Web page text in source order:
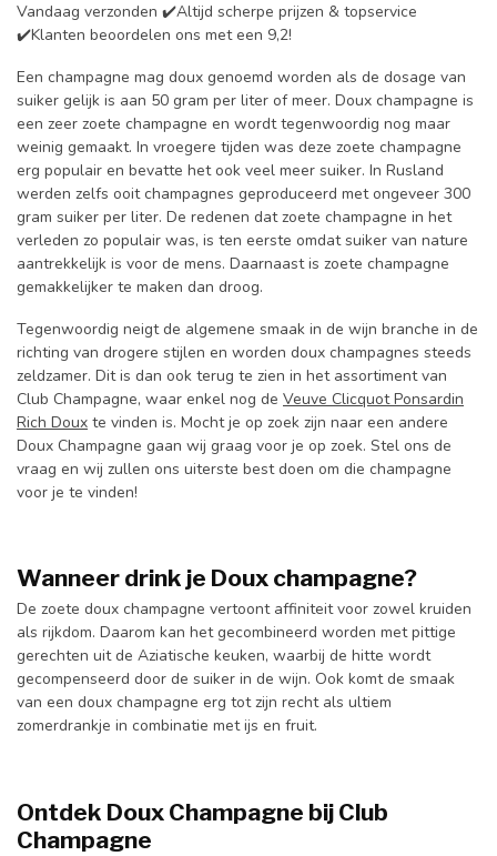
Vandaag verzonden ✔️Altijd scherpe prijzen & topservice
✔️Klanten beoordelen ons met een 9,2!
Een champagne mag doux genoemd worden als de dosage van
suiker gelijk is aan 50 gram per liter of meer. Doux champagne is
een zeer zoete champagne en wordt tegenwoordig nog maar
weinig gemaakt. In vroegere tijden was deze zoete champagne
erg populair en bevatte het ook veel meer suiker. In Rusland
werden zelfs ooit champagnes geproduceerd met ongeveer 300
gram suiker per liter. De redenen dat zoete champagne in het
verleden zo populair was, is ten eerste omdat suiker van nature
aantrekkelijk is voor de mens. Daarnaast is zoete champagne
gemakkelijker te maken dan droog.
Tegenwoordig neigt de algemene smaak in de wijn branche in de
richting van drogere stijlen en worden doux champagnes steeds
zeldzamer. Dit is dan ook terug te zien in het assortiment van
Club Champagne, waar enkel nog de Veuve Clicquot Ponsardin
Rich Doux te vinden is. Mocht je op zoek zijn naar een andere
Doux Champagne gaan wij graag voor je op zoek. Stel ons de
vraag en wij zullen ons uiterste best doen om die champagne
voor je te vinden!
Wanneer drink je Doux champagne?
De zoete doux champagne vertoont affiniteit voor zowel kruiden
als rijkdom. Daarom kan het gecombineerd worden met pittige
gerechten uit de Aziatische keuken, waarbij de hitte wordt
gecompenseerd door de suiker in de wijn. Ook komt de smaak
van een doux champagne erg tot zijn recht als ultiem
zomerdrankje in combinatie met ijs en fruit.
Ontdek Doux Champagne bij Club
Champagne